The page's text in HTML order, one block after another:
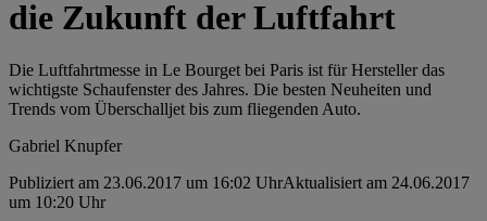
die Zukunft der Luftfahrt
Die Luftfahrtmesse in Le Bourget bei Paris ist für Hersteller das
wichtigste Schaufenster des Jahres. Die besten Neuheiten und
Trends vom Überschalljet bis zum fliegenden Auto.
Gabriel Knupfer
Publiziert am 23.06.2017 um 16:02 UhrAktualisiert am 24.06.2017
um 10:20 Uhr